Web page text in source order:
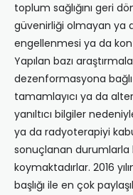
toplum sağlığını geri
güvenirliği olmayan ya
engellenmesi ya da
Yapılan bazı
dezenformasyona
tamamlayıcı ya da
yanıltıcı bilgiler
ya da radyoterapiyi
sonuçlanan durumlarla
koymaktadırlar. 2016
başlığı ile en çok